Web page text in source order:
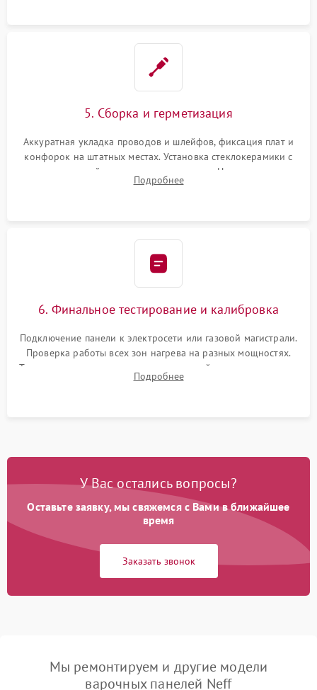
5. Сборка и герметизация
Аккуратная укладка проводов и шлейфов, фиксация плат и
конфорок на штатных местах. Установка стеклокерамики с
проверкой равномерности зазоров. Нанесение
термостойкого герметика или укладка уплотнительной
Подробнее
6. Финальное тестирование и калибровка
Подключение панели к электросети или газовой магистрали.
Проверка работы всех зон нагрева на разных мощностях.
Тестирование сенсорного управления, таймера, индикаторов
остаточного тепла и систем защиты от перегрева.
Подробнее
У Вас остались вопросы?
Оставьте заявку, мы свяжемся с Вами в ближайшее
время
Заказать звонок
Мы ремонтируем и другие модели
варочных панелей Neff